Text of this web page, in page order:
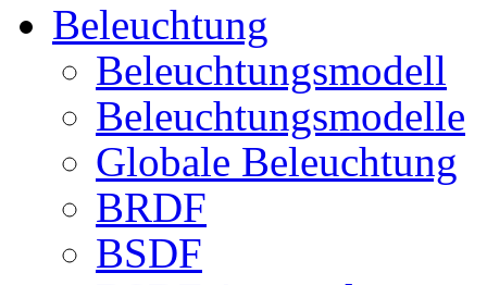
Beleuchtung
Beleuchtungsmodell
Beleuchtungsmodelle
Globale Beleuchtung
BRDF
BSDF